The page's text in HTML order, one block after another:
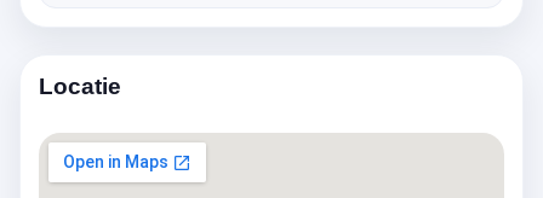
Locatie